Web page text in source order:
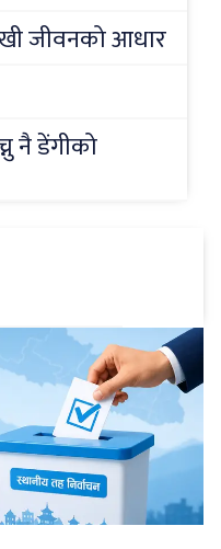
जीवनको आधार
नै डेंगीको